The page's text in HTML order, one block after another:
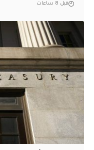
قبل 8 ساعات